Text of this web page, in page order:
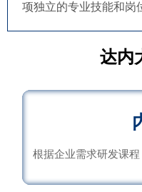
项独立的专业技能和岗
达内
根据企业需求研发课程